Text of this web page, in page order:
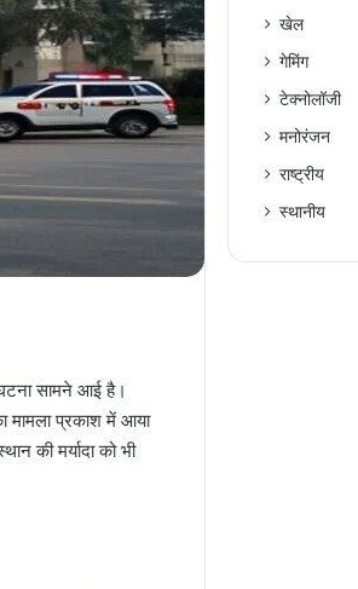
सामने आई है।
मामला प्रकाश में आया
की मर्यादा को भी
खेल
गेमिंग
टेक्नोलॉजी
मनोरंजन
राष्ट्रीय
स्थानीय